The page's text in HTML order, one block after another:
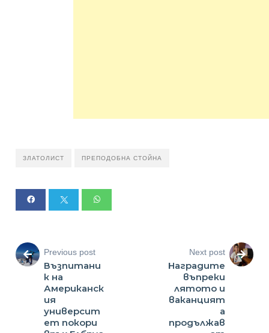
ЗЛАТОЛИСТ ПРЕПОДОБНА СТОЙНА
Previous post
Възпитани
к на
Американск
ия
университ
ет покори
Next post
Наградите
въпреки
лятото и
ваканцият
а
продължав